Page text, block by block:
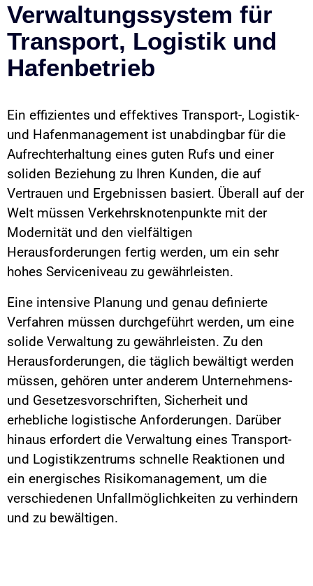
Verwaltungssystem für
Transport, Logistik und
Hafenbetrieb
Ein effizientes und effektives Transport-, Logistik-
und Hafenmanagement ist unabdingbar für die
Aufrechterhaltung eines guten Rufs und einer
soliden Beziehung zu Ihren Kunden, die auf
Vertrauen und Ergebnissen basiert. Überall auf der
Welt müssen Verkehrsknotenpunkte mit der
Modernität und den vielfältigen
Herausforderungen fertig werden, um ein sehr
hohes Serviceniveau zu gewährleisten.
Eine intensive Planung und genau definierte
Verfahren müssen durchgeführt werden, um eine
solide Verwaltung zu gewährleisten. Zu den
Herausforderungen, die täglich bewältigt werden
müssen, gehören unter anderem Unternehmens-
und Gesetzesvorschriften, Sicherheit und
erhebliche logistische Anforderungen. Darüber
hinaus erfordert die Verwaltung eines Transport-
und Logistikzentrums schnelle Reaktionen und
ein energisches Risikomanagement, um die
verschiedenen Unfallmöglichkeiten zu verhindern
und zu bewältigen.